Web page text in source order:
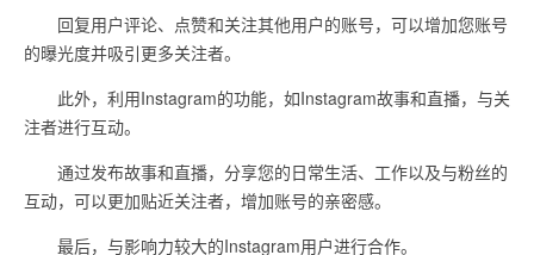
回复用户评论、点赞和关注其他用户的账号，可以增加您账号
的曝光度并吸引更多关注者。
此外，利用Instagram的功能，如Instagram故事和直播，与关
注者进行互动。
通过发布故事和直播，分享您的日常生活、工作以及与粉丝的
互动，可以更加贴近关注者，增加账号的亲密感。
最后，与影响力较大的Instagram用户进行合作。